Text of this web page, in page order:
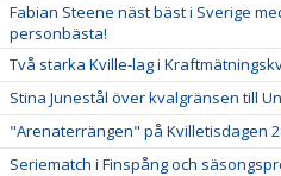
Fabian Steene näst bäst i Sverige
personbästa!
Två starka Kville-lag i
Stina Junestål över kvalgränsen till
"Arenaterrängen" på Kvilletisdagen
Seriematch i Finspång och